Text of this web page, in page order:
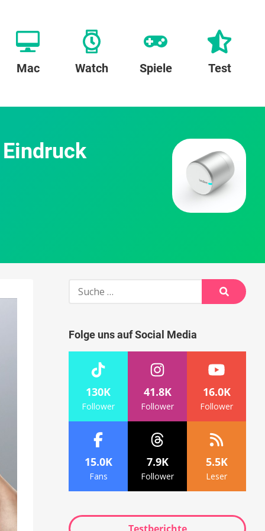
Mac Watch Spiele Test
Suche
Suche
Folge uns auf Social Media
130K
Follower
41.8K
Follower
16.0K
Follower
15.0K
Fans
7.9K
Follower
5.5K
Leser